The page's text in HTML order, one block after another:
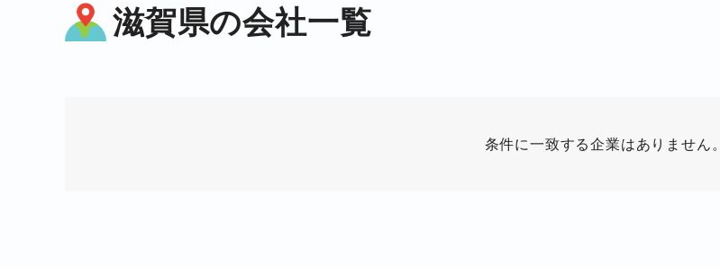
滋賀県の会社一覧
条件に一致する企業はありません。